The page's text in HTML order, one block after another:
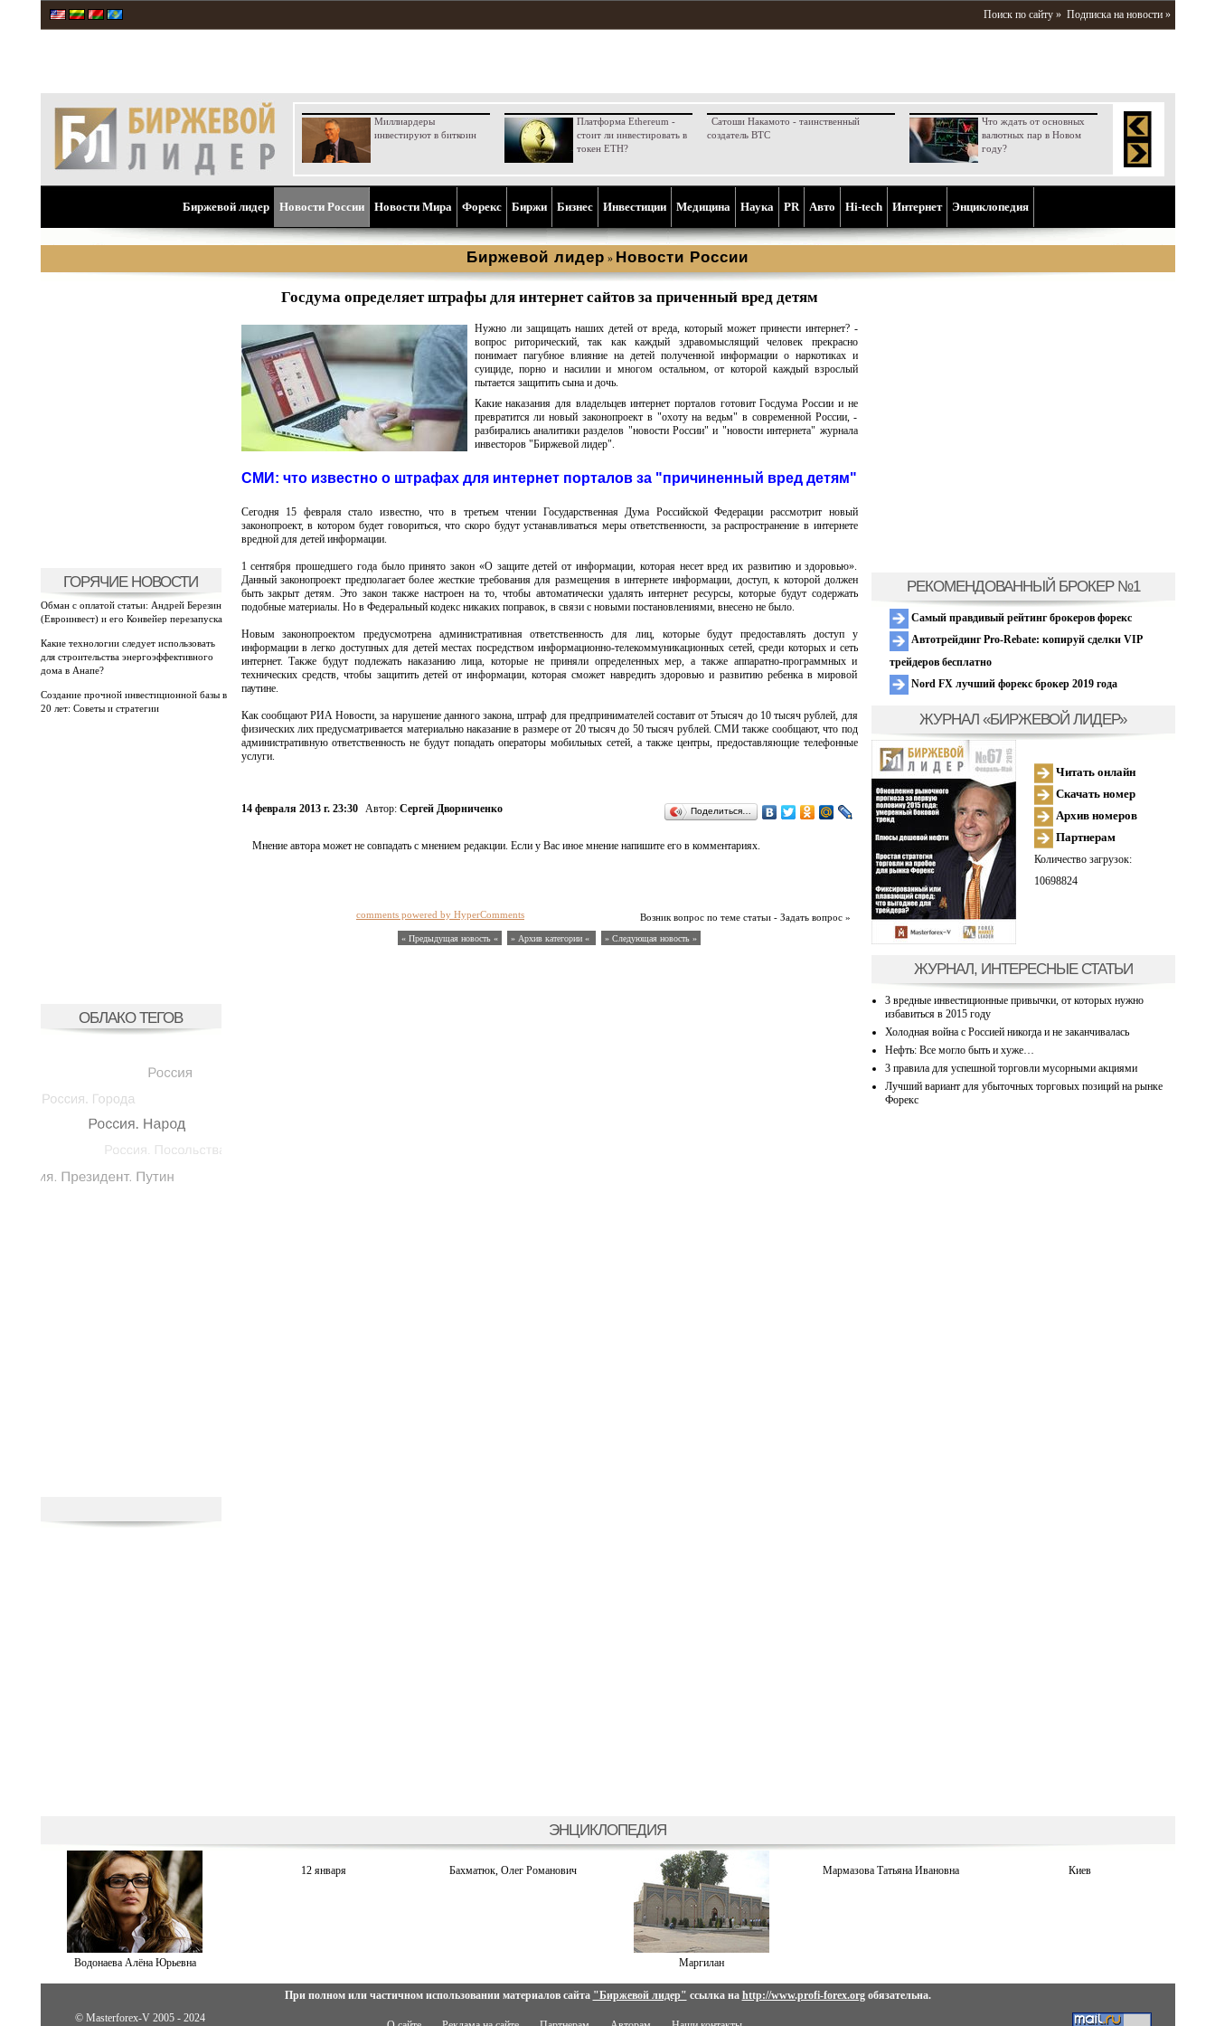
Поиск по сайту » Подписка на новости »
Миллиардеры
инвестируют в биткоин
Платформа Ethereum -
стоит ли инвестировать в
токен ETH?
Сатоши Накамото - таинственный
создатель BTC
Что ждать от основных
валютных пар в Новом
году?
Биржевой лидер Новости России Новости Мира Форекс Биржи Бизнес Инвестиции Медицина Наука PR Aвто Hi-tech Интернет Энциклопедия
Биржевой лидер » Новости России
ГОРЯЧИЕ НОВОСТИ
Обман с оплатой статьи: Андрей Березин
(Евроинвест) и его Конвейер перезапуска
Какие технологии следует использовать
для строительства энергоэффективного
дома в Анапе?
Создание прочной инвестиционной базы в
20 лет: Советы и стратегии
ОБЛАКО ТЕГОВ
Госдума определяет штрафы для интернет сайтов за приченный вред детям
Нужно ли защищать наших детей от вреда, который может принести интернет? -
вопрос риторический, так как каждый здравомыслящий человек прекрасно
понимает пагубное влияние на детей полученной информации о наркотиках и
суициде, порно и насилии и многом остальном, от которой каждый взрослый
пытается защитить сына и дочь.
Какие наказания для владельцев интернет порталов готовит Госдума России и не
превратится ли новый законопроект в "охоту на ведьм" в современной России, -
разбирались аналитики разделов "новости России" и "новости интернета" журнала
инвесторов "Биржевой лидер".
СМИ: что известно о штрафах для интернет порталов за "причиненный вред детям"
Сегодня 15 февраля стало известно, что в третьем чтении Государственная Дума Российской Федерации рассмотрит новый
законопроект, в котором будет говориться, что скоро будут устанавливаться меры ответственности, за распространение в интернете
вредной для детей информации.
1 сентября прошедшего года было принято закон «О защите детей от информации, которая несет вред их развитию и здоровью».
Данный законопроект предполагает более жесткие требования для размещения в интернете информации, доступ, к которой должен
быть закрыт детям. Это закон также настроен на то, чтобы автоматически удалять интернет ресурсы, которые будут содержать
подобные материалы. Но в Федеральный кодекс никаких поправок, в связи с новыми постановлениями, внесено не было.
Новым законопроектом предусмотрена административная ответственность для лиц, которые будут предоставлять доступ у
информации в легко доступных для детей местах посредством информационно-телекоммуникационных сетей, среди которых и сеть
интернет. Также будут подлежать наказанию лица, которые не приняли определенных мер, а также аппаратно-программных и
технических средств, чтобы защитить детей от информации, которая сможет навредить здоровью и развитию ребенка в мировой
паутине.
Как сообщают РИА Новости, за нарушение данного закона, штраф для предпринимателей составит от 5тысяч до 10 тысяч рублей, для
физических лих предусматривается материально наказание в размере от 20 тысяч до 50 тысяч рублей. СМИ также сообщают, что под
административную ответственность не будут попадать операторы мобильных сетей, а также центры, предоставляющие телефонные
услуги.
14 февраля 2013 г. 23:30 Автор: Сергей Дворниченко Поделиться…
Мнение автора может не совпадать с мнением редакции. Если у Вас иное мнение напишите его в комментариях.
Возник вопрос по теме статьи - Задать вопрос »
comments powered by HyperComments
« Предыдущая новость « » Архив категории « » Следующая новость »
РЕКОМЕНДОВАННЫЙ БРОКЕР №1
Самый правдивый рейтинг брокеров форекс
Автотрейдинг Pro-Rebate: копируй сделки VIP
трейдеров бесплатно
Nord FX лучший форекс брокер 2019 года
ЖУРНАЛ «БИРЖЕВОЙ ЛИДЕР»
Читать онлайн
Скачать номер
Архив номеров
Партнерам
Количество загрузок:
10698824
ЖУРНАЛ, ИНТЕРЕСНЫЕ СТАТЬИ
3 вредные инвестиционные привычки, от которых нужно
избавиться в 2015 году
Холодная война с Россией никогда и не заканчивалась
Нефть: Все могло быть и хуже…
3 правила для успешной торговли мусорными акциями
Лучший вариант для убыточных торговых позиций на рынке
Форекс
ЭНЦИКЛОПЕДИЯ
Водонаева Алёна Юрьевна
12 января Бахматюк, Олег Романович
Маргилан
Мармазова Татьяна Ивановна Киев
При полном или частичном использовании материалов сайта "Биржевой лидер" ссылка на http://www.profi-forex.orgобязательна.
© Masterforex-V 2005 - 2024